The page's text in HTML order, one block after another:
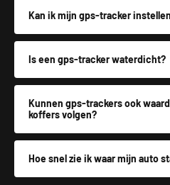
Kan ik mijn gps-tracker
Is een gps-tracker waterdicht?
Kunnen gps-trackers ook
koffers volgen?
Hoe snel zie ik waar mijn auto